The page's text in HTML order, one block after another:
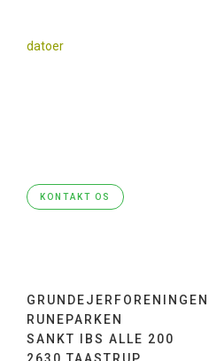
datoer
KONTAKT OS
GRUNDEJERFORENINGEN
RUNEPARKEN
SANKT IBS ALLE 200